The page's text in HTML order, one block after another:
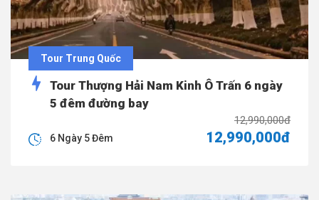
Tour Trung Quốc
Tour Thượng Hải Nam Kinh Ô Trấn 6 ngày
5 đêm đường bay
12,990,000đ
12,990,000đ
6 Ngày 5 Đêm